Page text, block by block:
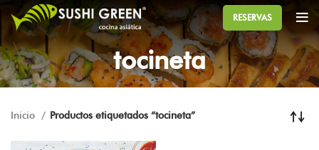
RESERVAS
tocineta
Inicio Productos etiquetados “tocineta”